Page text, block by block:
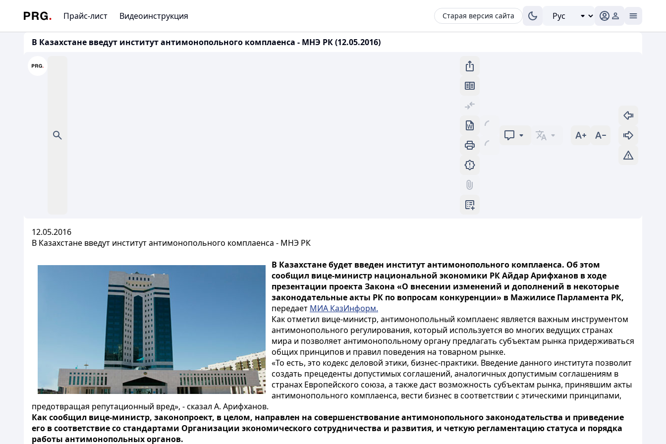
Прайс-лист Видеоинструкция Старая версия сайта
В Казахстане введут институт антимонопольного комплаенса - МНЭ РК (12.05.2016)
12.05.2016
В Казахстане введут институт антимонопольного комплаенса - МНЭ РК
В Казахстане будет введен институт антимонопольного комплаенса. Об этом
сообщил вице-министр национальной экономики РК Айдар Арифханов в ходе
презентации проекта Закона «О внесении изменений и дополнений в некоторые
законодательные акты РК по вопросам конкуренции» в Мажилисе Парламента РК,
передает МИА КазИнформ.
Как отметил вице-министр, антимонопольный комплаенс является важным инструментом
антимонопольного регулирования, который используется во многих ведущих странах
мира и позволяет антимонопольному органу предлагать субъектам рынка придерживаться
общих принципов и правил поведения на товарном рынке.
«То есть, это кодекс деловой этики, бизнес-практики. Введение данного института позволит
создать прецеденты допустимых соглашений, аналогичных допустимым соглашениям в
странах Европейского союза, а также даст возможность субъектам рынка, принявшим акты
антимонопольного комплаенса, вести бизнес в соответствии с этическими принципами,
предотвращая репутационный вред», - сказал А. Арифханов.
Как сообщил вице-министр, законопроект, в целом, направлен на совершенствование антимонопольного законодательства и приведение
его в соответствие со стандартами Организации экономического сотрудничества и развития, и четкую регламентацию статуса и порядка
работы антимонопольных органов.